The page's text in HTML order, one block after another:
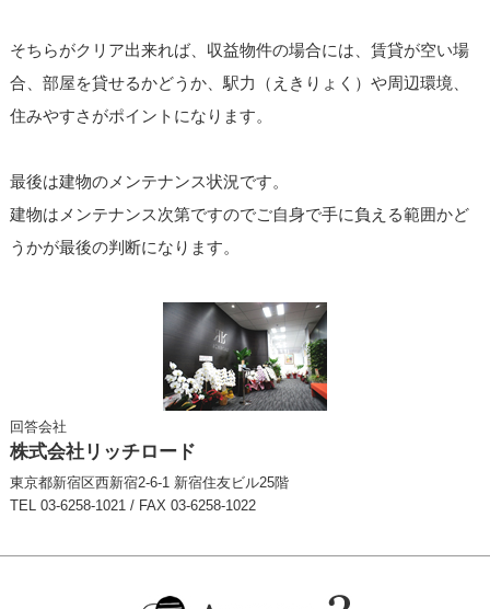
そちらがクリア出来れば、収益物件の場合には、賃貸が空い場
合、部屋を貸せるかどうか、駅力（えきりょく）や周辺環境、
住みやすさがポイントになります。
最後は建物のメンテナンス状況です。
建物はメンテナンス次第ですのでご自身で手に負える範囲かど
うかが最後の判断になります。
回答会社
株式会社リッチロード
東京都新宿区西新宿2-6-1 新宿住友ビル25階
TEL 03-6258-1021 / FAX 03-6258-1022